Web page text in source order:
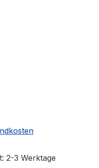
2-3 Werktage